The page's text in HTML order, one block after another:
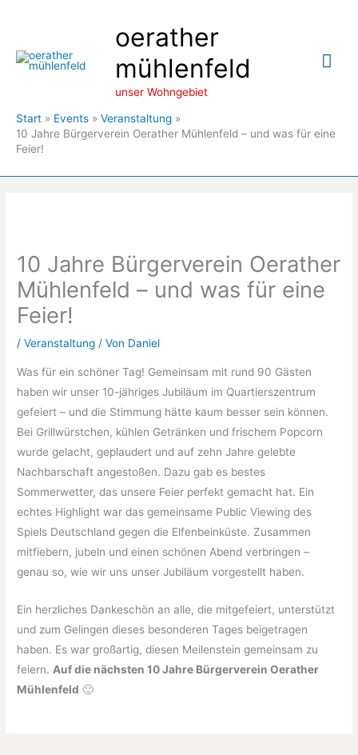
springen
oerather
mühlenfeld
unser Wohngebiet
Start Events
Veranstaltung
10 Jahre Bürgerverein Oerather Mühlenfeld – und was für eine
Feier!
10 Jahre Bürgerverein Oerather
Mühlenfeld – und was für eine
Feier!
/Veranstaltung / Von Daniel
Was für ein schöner Tag! Gemeinsam mit rund 90 Gästen
haben wir unser 10-jähriges Jubiläum im Quartierszentrum
gefeiert – und die Stimmung hätte kaum besser sein können.
Bei Grillwürstchen, kühlen Getränken und frischem Popcorn
wurde gelacht, geplaudert und auf zehn Jahre gelebte
Nachbarschaft angestoßen. Dazu gab es bestes
Sommerwetter, das unsere Feier perfekt gemacht hat. Ein
echtes Highlight war das gemeinsame Public Viewing des
Spiels Deutschland gegen die Elfenbeinküste. Zusammen
mitfiebern, jubeln und einen schönen Abend verbringen –
genau so, wie wir uns unser Jubiläum vorgestellt haben.
Ein herzliches Dankeschön an alle, die mitgefeiert, unterstützt
und zum Gelingen dieses besonderen Tages beigetragen
haben. Es war großartig, diesen Meilenstein gemeinsam zu
feiern. Auf die nächsten 10 Jahre Bürgerverein Oerather
Mühlenfeld 🙂